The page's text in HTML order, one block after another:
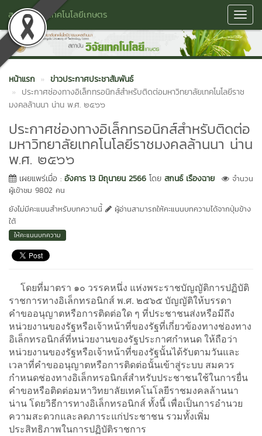
สถาบันวิจัยเทคโนโลยีเกษตร
หน้าแรก
ข่าวประกาศประชาสัมพันธ์
ประกาศช่องทางอิเล็กทรอนิกส์สำหรับติดต่อมหาวิทยาลัยเทคโนโลยีราช
มงคลล้านนา น่าน พ.ศ. ๒๕๖๖
ประกาศช่องทางอิเล็กทรอนิกส์สำหรับติดต่อ
มหาวิทยาลัยเทคโนโลยีราชมงคลล้านนา น่าน
พ.ศ. ๒๕๖๖
เผยแพร่เมื่อ : อังคาร 13 มิถุนายน 2566 โดย สกนธ์ เรืองฉาย
จำนวน
ผู้เข้าชม 9802 คน
ยังไม่มีคะแนนสำหรับบทความนี้
ผู้อ่านสามารถให้คะแนนบทความได้จากปุ่มข้าง
ใต้
ให้คะแนนบทความ
โดยที่มาตรา ๑๐ วรรคหนึ่ง แห่งพระราชบัญญัติการปฏิบัติ
ราชการทางอิเล็กทรอนิกส์ พ.ศ. ๒๕๖๕ บัญญัติให้บรรดา
คำขออนุญาตหรือการติดต่อใด ๆ ที่ประชาชนส่งหรือมีถึง
หน่วยงานของรัฐหรือเจ้าหน้าที่ของรัฐที่เกี่ยวข้องทางช่องทาง
อิเล็กทรอนิกส์ที่หน่วยงานของรัฐประกาศกำหนด ให้ถือว่า
หน่วยงานของรัฐหรือเจ้าหน้าที่ของรัฐนั้นได้รับตามวันและ
เวลาที่คำขออนุญาตหรือการติดต่อนั้นเข้าสู่ระบบ สมควร
กำหนดช่องทางอิเล็กทรอนิกส์สำหรับประชาชนใช้ในการยื่น
คำขอหรือติดต่อมหาวิทยาลัยเทคโนโลยีราชมงคลล้านนา
น่าน โดยวิธีการทางอิเล็กทรอนิกส์ ทั้งนี้ เพื่อเป็นการอำนวย
ความสะดวกและลดภาระแก่ประชาชน รวมทั้งเพิ่ม
ประสิทธิภาพในการปฏิบัติราชการ